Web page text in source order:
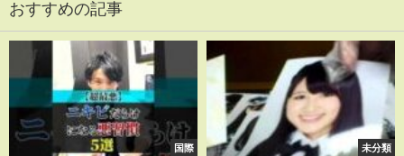
おすすめの記事
国際 未分類